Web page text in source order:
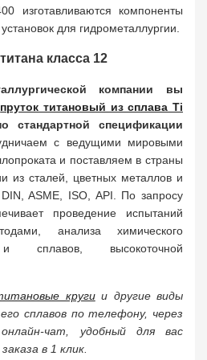
изготавливаются компоненты
для гидрометаллургии.
класса 12
компании вы
пруток титановый из сплава Ti
стандартной спецификации
с ведущими мировыми
и поставляем в страны
из сталей, цветных металлов и
ASME, ISO, API. По запросу
проведение испытаний
анализа химического
сплавов, высокоточной
кругии другие виды
сплавов по телефону, через
чат, удобный для вас
в 1 клик.